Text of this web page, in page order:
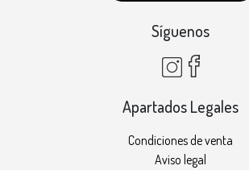
Síguenos
Apartados Legales
Condiciones de venta
Aviso legal